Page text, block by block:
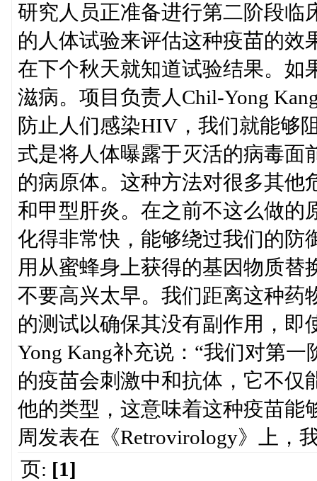
研究人员正准备进行第二阶段临
的人体试验来评估这种疫苗的效
在下个秋天就知道试验结果。如
滋病。项目负责人Chil-Yong
防止人们感染HIV，我们就能够
式是将人体曝露于灭活的病毒面
的病原体。这种方法对很多其他
和甲型肝炎。在之前不这么做的
化得非常快，能够绕过我们的防
用从蜜蜂身上获得的基因物质
不要高兴太早。我们距离这种药
的测试以确保其没有副作用，即
Yong Kang补充说：“我们对第
的疫苗会刺激中和抗体，它不
他的类型，这意味着这种疫苗能
周发表在《Retrovirology》上，
页: [1]